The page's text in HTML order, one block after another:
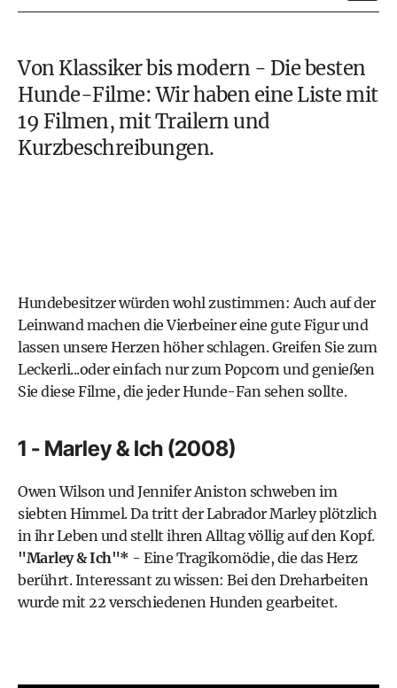
Von Klassiker bis modern - Die besten
Hunde-Filme: Wir haben eine Liste mit
19 Filmen, mit Trailern und
Kurzbeschreibungen.
Hundebesitzerwürden wohl zustimmen: Auch auf der
Leinwand machen die Vierbeiner eine gute Figur und
lassen unsere Herzen höher schlagen. Greifen Sie zum
Leckerli...oder einfach nur zum Popcorn und genießen
Sie diese Filme, die jeder Hunde-Fan sehen sollte.
1 - Marley & Ich (2008)
Owen Wilson und Jennifer Aniston schweben im
siebten Himmel. Da tritt der Labrador Marley plötzlich
in ihr Leben und stellt ihren Alltag völlig auf den Kopf.
"Marley & Ich"* - Eine Tragikomödie, die das Herz
berührt. Interessant zu wissen: Bei den Dreharbeiten
wurde mit 22 verschiedenen Hunden gearbeitet.